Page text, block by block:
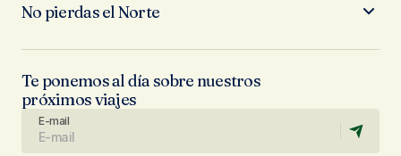
No pierdas el Norte
Te ponemos al día sobre nuestros
próximos viajes
E-mail